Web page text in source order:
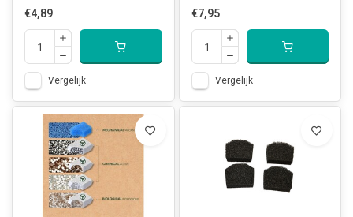
€4,89
Vergelijk
€7,95
Vergelijk